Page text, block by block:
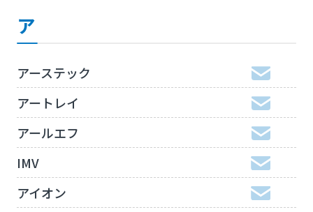
ア
アーステック
アートレイ
アールエフ
IMV
アイオン